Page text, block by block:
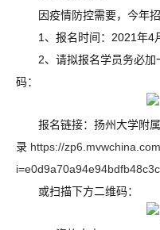
因疫情防控需要，今年
1、报名时间：2021年4
2、请拟报名学员务必
码：
报名链接：扬州大学附
录 https://
或扫描下方二维码：